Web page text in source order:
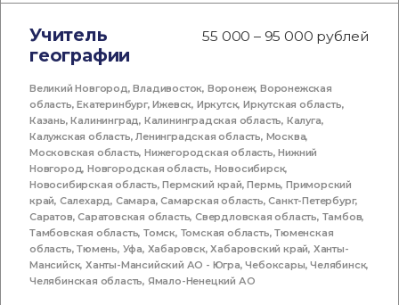
Учитель
географии
55 000 – 95 000 рублей
Великий Новгород,Владивосток, Воронеж,Воронежская
область,Екатеринбург,Ижевск, Иркутск,Иркутская область,
Казань,Калининград, Калининградская область, Калуга,
Калужская область,Ленинградская область, Москва,
Московская область,Нижегородская область,Нижний
Новгород,Новгородская область, Новосибирск,
Новосибирская область,Пермский край,Пермь,Приморский
край, Салехард, Самара,Самарская область,Санкт-Петербург,
Саратов,Саратовская область,Свердловская область, Тамбов,
Тамбовская область,Томск, Томская область,Тюменская
область,Тюмень, Уфа, Хабаровск,Хабаровский край, Ханты-
Мансийск,Ханты-Мансийский АО - Югра,Чебоксары,Челябинск,
Челябинская область, Ямало-Ненецкий АО